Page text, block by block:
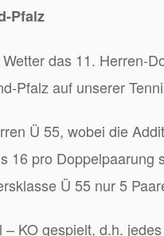
Pfalz
das 11. Herren-
Pfalz auf unserer
Ü 55, wobei die
16 pro Doppelpaarung
Ü 55 nur 5
KO gespielt, d.h.